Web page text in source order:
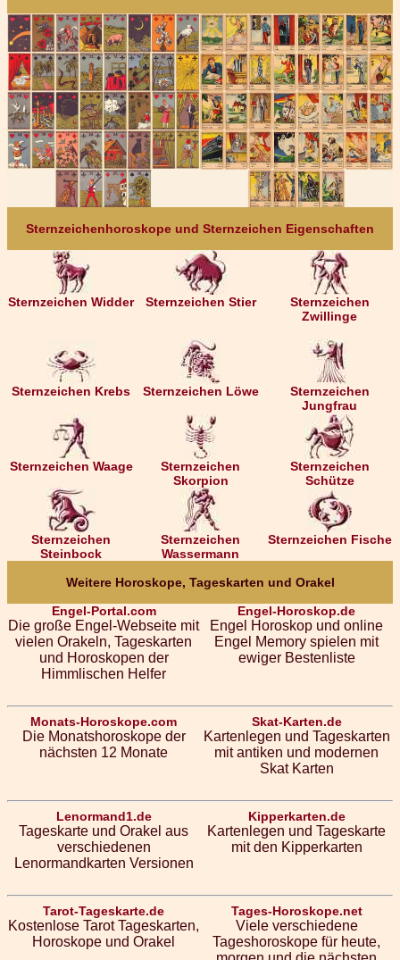
Sternzeichenhoroskope und Sternzeichen Eigenschaften
Sternzeichen Widder Sternzeichen Stier
Sternzeichen
Zwillinge
Sternzeichen Krebs Sternzeichen Löwe
Sternzeichen
Jungfrau
Sternzeichen Waage
Sternzeichen
Skorpion
Sternzeichen
Schütze
Sternzeichen
Steinbock
Sternzeichen
Wassermann
Sternzeichen Fische
Weitere Horoskope, Tageskarten und Orakel
Engel-Portal.com
Die große Engel-Webseite mit
vielen Orakeln, Tageskarten
und Horoskopen der
Himmlischen Helfer
Engel-Horoskop.de
Engel Horoskop und online
Engel Memory spielen mit
ewiger Bestenliste
Monats-Horoskope.com
Die Monatshoroskope der
nächsten 12 Monate
Skat-Karten.de
Kartenlegen und Tageskarten
mit antiken und modernen
Skat Karten
Lenormand1.de
Tageskarte und Orakel aus
verschiedenen
Lenormandkarten Versionen
Kipperkarten.de
Kartenlegen und Tageskarte
mit den Kipperkarten
Tarot-Tageskarte.de
Kostenlose Tarot Tageskarten,
Horoskope und Orakel
Tages-Horoskope.net
Viele verschiedene
Tageshoroskope für heute,